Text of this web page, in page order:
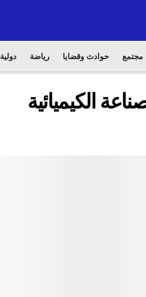
مجتمع حوادث وقضايا رياضة دولية
الكيميائية